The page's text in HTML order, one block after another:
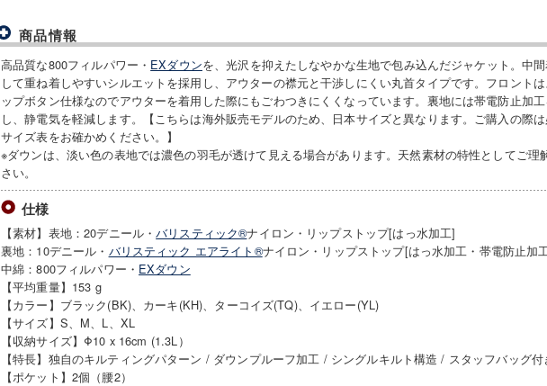
商品情報
高品質な800フィルパワー・ EXダウンを、光沢を抑えたしなやかな生地で包み込んだジャケット。中間
して重ね着しやすいシルエットを採用し、アウターの襟元と干渉しにくい丸首タイプです。フロント
ップボタン仕様なのでアウターを着用した際にもごわつきにくくなっています。裏地には帯電防止加
し、静電気を軽減します。【こちらは海外販売モデルのため、日本サイズと異なります。ご購入の際
サイズ表をお確かめください。】
※ダウンは、淡い色の表地では濃色の羽毛が透けて見える場合があります。天然素材の特性としてご理
さい。
仕様
【素材】表地：20デニール・バリスティック®ナイロン・リップストップ[はっ水加工]
裏地：10デニール・ バリスティック エアライト®ナイロン・リップストップ[はっ水加工・帯電防止加
中綿：800フィルパワー・ EXダウン
【平均重量】153 g
【カラー】ブラック(BK)、カーキ(KH)、ターコイズ(TQ)、イエロー(YL)
【サイズ】S、M、L、XL
【収納サイズ】Φ10 x 16cm (1.3L）
【特長】独自のキルティングパターン / ダウンプルーフ加工 / シングルキルト構造 / スタッフバッグ付
【ポケット】2個（腰2）